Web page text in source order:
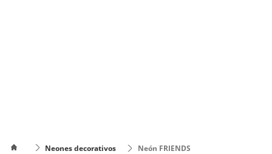
Neones decorativos Neón FRIENDS